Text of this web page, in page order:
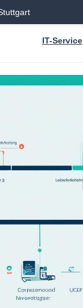
IT-Service